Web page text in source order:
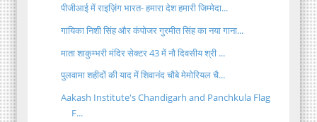
पीजीआई में राइज़िंग भारत- हमारा देश हमारी जिम्मेदा...
गायिका निशी सिंह और कंपोजर गुरमीत सिंह का नया गाना...
माता शाकुम्भरी मंदिर सेक्टर 43 में नौ दिवसीय श्री ...
पुलवामा शहीदों की याद में शिवानंद चौबे मेमोरियल चै...
Aakash Institute's Chandigarh and Panchkula Flag
F...